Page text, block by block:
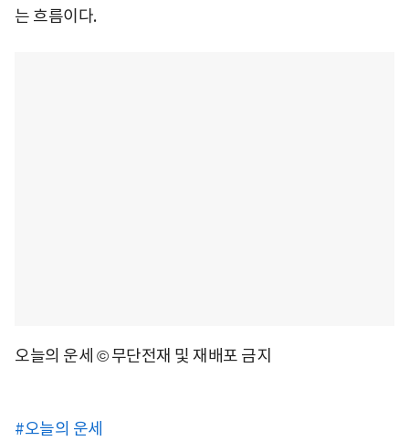
는 흐름이다.
오늘의 운세 © 무단전재 및 재배포 금지
#오늘의 운세